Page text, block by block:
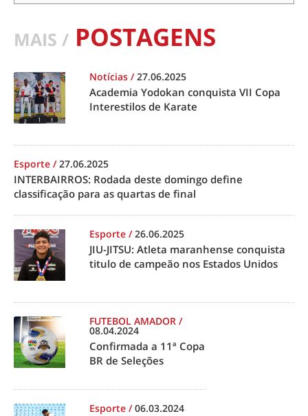
MAIS / POSTAGENS
Notícias /27.06.2025
Academia Yodokan conquista VII Copa
Interestilos de Karate
Esporte /27.06.2025
INTERBAIRROS: Rodada deste domingo define
classificação para as quartas de final
Esporte /26.06.2025
JIU-JITSU: Atleta maranhense conquista
titulo de campeão nos Estados Unidos
FUTEBOL AMADOR /
08.04.2024
Confirmada a 11ª Copa
BR de Seleções
Esporte /06.03.2024